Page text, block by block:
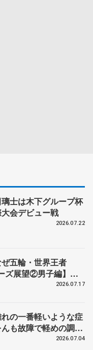
士は木下グループ杯
会デビュー戦
2026.07.22
ぜ五輪・世界王者
ズ展望②男子編】
を配信
2026.07.17
の一番軽いような症
も故障で軽めの調
強化合宿
2026.07.04